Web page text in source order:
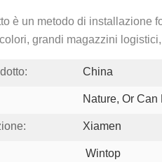
è un metodo di installazione
grandi magazzini
China
Nature, Or Can
Xiamen
Wintop